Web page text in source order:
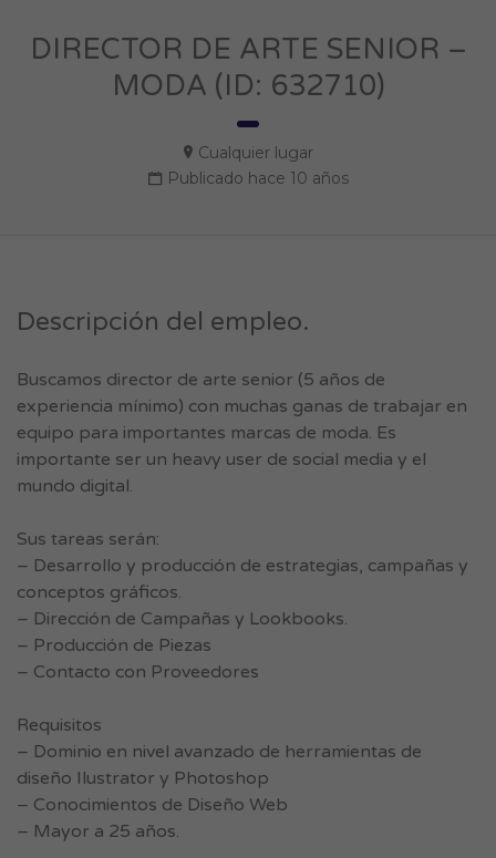
DIRECTOR DE ARTE SENIOR –
MODA (ID: 632710)
Cualquier lugar
Publicado hace 10 años
Descripción del empleo.
Buscamos director de arte senior (5 años de
experiencia mínimo) con muchas ganas de trabajar en
equipo para importantes marcas de moda. Es
importante ser un heavy user de social media y el
mundo digital.
Sus tareas serán:
– Desarrollo y producción de estrategias, campañas y
conceptos gráficos.
– Dirección de Campañas y Lookbooks.
– Producción de Piezas
– Contacto con Proveedores
Requisitos
– Dominio en nivel avanzado de herramientas de
diseño Ilustrator y Photoshop
– Conocimientos de Diseño Web
– Mayor a 25 años.